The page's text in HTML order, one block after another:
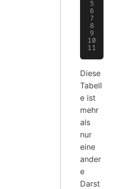
Diese
Tabell
e ist
mehr
als
nur
eine
ander
e
Darst